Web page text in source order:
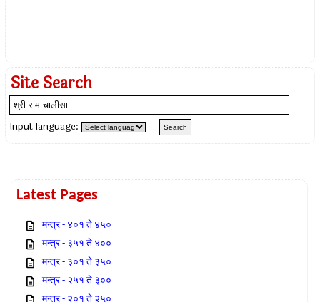
Site Search
Input language:
Latest Pages
मन्त्र - ४०१ ते ४५०
मन्त्र - ३५१ ते ४००
मन्त्र - ३०१ ते ३५०
मन्त्र - २५१ ते ३००
मन्त्र - २०१ ते २५०